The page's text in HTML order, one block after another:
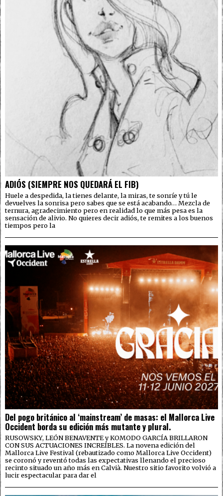
ADIÓS (SIEMPRE NOS QUEDARÁ EL FIB)
Huele a despedida, la tienes delante, la miras, te sonríe y tú le
devuelves la sonrisa pero sabes que se está acabando… Mezcla de
ternura, agradecimiento pero en realidad lo que más pesa es la
sensación de alivio. No quieres decir adiós, te remites a los buenos
tiempos pero la
Del pogo británico al ‘mainstream’ de masas: el Mallorca Live
Occident borda su edición más mutante y plural.
RUSOWSKY, LEÓN BENAVENTE y KOMODO GARCÍA BRILLARON
CON SUS ACTUACIONES INCREÍBLES. La novena edición del
Mallorca Live Festival (rebautizado como Mallorca Live Occident)
se coronó y reventó todas las expectativas llenando el precioso
recinto situado un año más en Calvià. Nuestro sitio favorito volvió a
lucir espectacular para dar el